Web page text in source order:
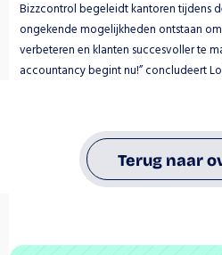
Bizzcontrol begeleidt kantoren tijdens
ongekende mogelijkheden ontstaan
verbeteren en klanten succesvoller te
accountancy begint nu!” concludeert
Terug naar